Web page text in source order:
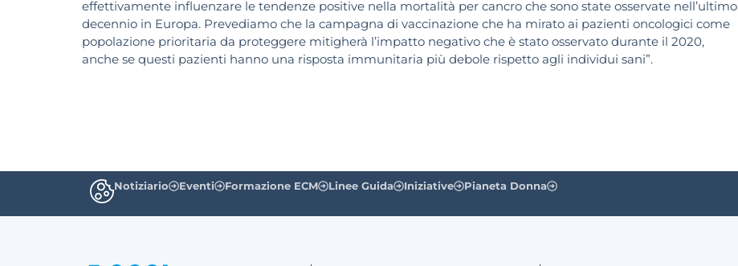
effettivamente influenzare le tendenze positive nella mortalità per cancro che sono state osservate nell’ultimo
decennio in Europa. Prevediamo che la campagna di vaccinazione che ha mirato ai pazienti oncologici come
popolazione prioritaria da proteggere mitigherà l’impatto negativo che è stato osservato durante il 2020,
anche se questi pazienti hanno una risposta immunitaria più debole rispetto agli individui sani”.
Notiziario Eventi Formazione ECM Linee Guida Iniziative Pianeta Donna